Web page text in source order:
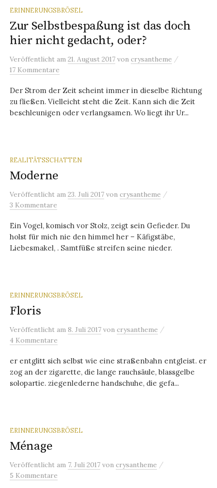
ERINNERUNGSBRÖSEL
Zur Selbstbespaßung ist das doch
hier nicht gedacht, oder?
Veröffentlicht am 21. August 2017 von crysantheme /
17 Kommentare
Der Strom der Zeit scheint immer in dieselbe Richtung
zu fließen. Vielleicht steht die Zeit. Kann sich die Zeit
beschleunigen oder verlangsamen. Wo liegt ihr Ur...
REALITÄTSSCHATTEN
Moderne
Veröffentlicht am 23. Juli 2017 von crysantheme /
3 Kommentare
Ein Vogel, komisch vor Stolz, zeigt sein Gefieder. Du
holst für mich nie den himmel her – Käfigstäbe,
Liebesmakel, . Samtfüße streifen seine nieder.
ERINNERUNGSBRÖSEL
Floris
Veröffentlicht am 8. Juli 2017 von crysantheme /
4 Kommentare
er entglitt sich selbst wie eine straßenbahn entgleist. er
zog an der zigarette, die lange rauchsäule, blassgelbe
solopartie. ziegenlederne handschuhe, die gefa...
ERINNERUNGSBRÖSEL
Ménage
Veröffentlicht am 7. Juli 2017 von crysantheme /
5 Kommentare